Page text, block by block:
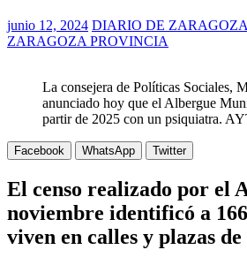
junio 12, 2024 DIARIO DE ZARAGOZA
ZARAGOZA PROVINCIA
La consejera de Políticas Sociales,
anunciado hoy que el Albergue
partir de 2025 con un psiquiatra.
Facebook WhatsApp Twitter
El censo realizado por el
noviembre identificó a
viven en calles y plazas